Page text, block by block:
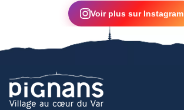
Voir plus sur Instagram